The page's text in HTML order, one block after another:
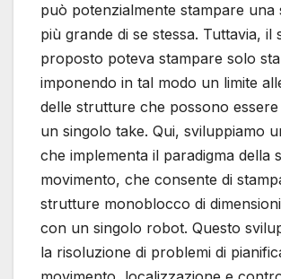
può potenzialmente stampare
più grande di se stessa. Tuttavia, il
proposto poteva stampare solo
imponendo in tal modo un limite
delle strutture che possono
un singolo take. Qui, sviluppiamo
che implementa il paradigma della
movimento, che consente di
strutture monoblocco di
con un singolo robot. Questo
la risoluzione di problemi di